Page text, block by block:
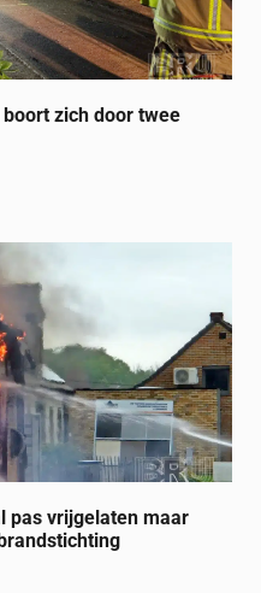
zich door twee
pas vrijgelaten maar